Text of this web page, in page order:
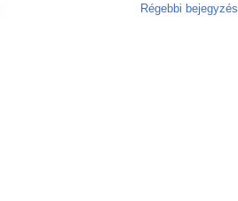
Régebbi bejegyzés